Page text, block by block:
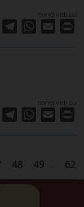
condividi su
LinkedInTelegramWhatsApp
Email
condividi su
LinkedInTelegramWhatsApp
Email
48 49 62